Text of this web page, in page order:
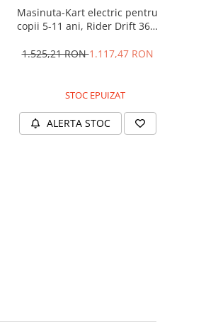
Masinuta-Kart electric pentru
copii 5-11 ani, Rider Drift 360,
1.525,21 RON1.117,47 RON
STOC EPUIZAT
ALERTA STOC